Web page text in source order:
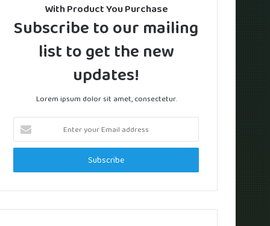
With Product You Purchase
Subscribe to our mailing
list to get the new
updates!
Lorem ipsum dolor sit amet, consectetur.
Enter
your
Email